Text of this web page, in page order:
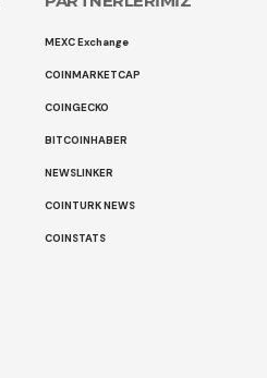
MEXC Exchange
COINMARKETCAP
COINGECKO
BITCOINHABER
NEWSLINKER
COINTURK NEWS
COINSTATS